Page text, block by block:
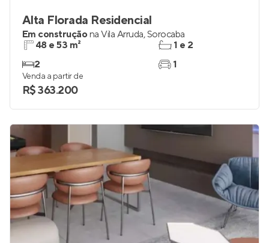
Alta Florada Residencial
Em construçãona Vila Arruda,Sorocaba
48 e 53 m²
2
1 e 2
1
Venda a partir de
R$ 363.200